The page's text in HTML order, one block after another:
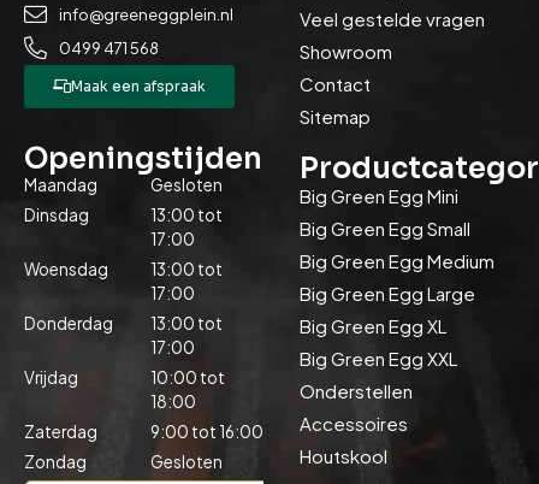
info@greeneggplein.nl
0499 471 568
Maak een afspraak
Openingstijden
Maandag
Gesloten
Dinsdag
13:00 tot
17:00
Woensdag
13:00 tot
17:00
Donderdag
13:00 tot
17:00
Vrijdag
10:00 tot
18:00
Zaterdag
9:00 tot 16:00
Zondag
Gesloten
Veel gestelde vragen
Showroom
Contact
Sitemap
Big Green Egg Mini
Big Green Egg Small
Big Green Egg Medium
Big Green Egg Large
Big Green Egg XL
Big Green Egg XXL
Onderstellen
Accessoires
Houtskool